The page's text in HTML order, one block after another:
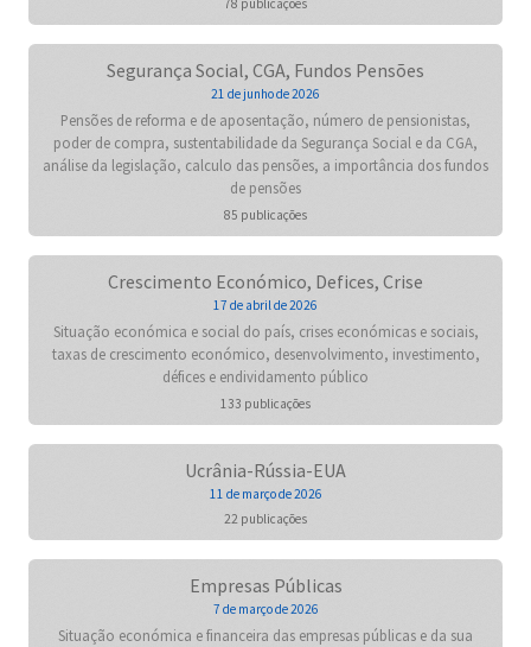
78 publicações
Segurança Social, CGA, Fundos Pensões
21 de junho de 2026
Pensões de reforma e de aposentação, número de pensionistas,
poder de compra, sustentabilidade da Segurança Social e da CGA,
análise da legislação, calculo das pensões, a importância dos fundos
de pensões
85 publicações
Crescimento Económico, Defices, Crise
17 de abril de 2026
Situação económica e social do país, crises económicas e sociais,
taxas de crescimento económico, desenvolvimento, investimento,
défices e endividamento público
133 publicações
Ucrânia-Rússia-EUA
11 de março de 2026
22 publicações
Empresas Públicas
7 de março de 2026
Situação económica e financeira das empresas públicas e da sua